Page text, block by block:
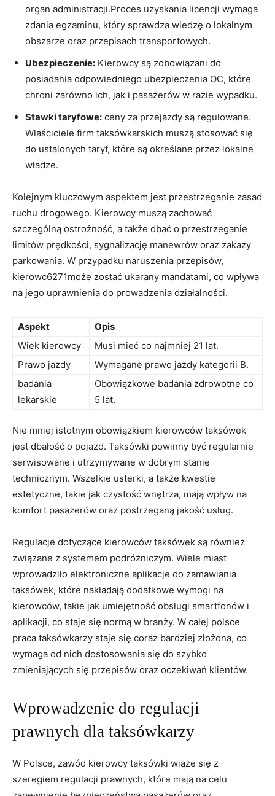
organ administracji.Proces uzyskania licencji wymaga
zdania egzaminu, który sprawdza wiedzę o lokalnym
obszarze oraz przepisach transportowych.
Ubezpieczenie: Kierowcy są zobowiązani do
posiadania odpowiedniego ubezpieczenia OC, które
chroni zarówno ich, jak i pasażerów w razie wypadku.
Stawki taryfowe: ceny za przejazdy są regulowane.
Właściciele firm taksówkarskich muszą stosować się
do ustalonych taryf, które są określane przez lokalne
władze.
Kolejnym kluczowym aspektem jest przestrzeganie zasad
ruchu drogowego. Kierowcy muszą zachować
szczególną ostrożność, a także dbać o przestrzeganie
limitów prędkości, sygnalizację manewrów oraz zakazy
parkowania. W przypadku naruszenia przepisów,
kierowc6271może zostać ukarany mandatami, co wpływa
na jego uprawnienia do prowadzenia działalności.
Aspekt
Opis
Wiek kierowcy
Musi mieć co najmniej 21 lat.
Prawo jazdy
Wymagane prawo jazdy kategorii B.
badania
lekarskie
Obowiązkowe badania zdrowotne co
5 lat.
Nie mniej istotnym obowiązkiem kierowców taksówek
jest dbałość o pojazd. Taksówki powinny być regularnie
serwisowane i utrzymywane w dobrym stanie
technicznym. Wszelkie usterki, a także kwestie
estetyczne, takie jak czystość wnętrza, mają wpływ na
komfort pasażerów oraz postrzeganą jakość usług.
Regulacje dotyczące kierowców taksówek są również
związane z systemem podróżniczym. Wiele miast
wprowadziło elektroniczne aplikacje do zamawiania
taksówek, które nakładają dodatkowe wymogi na
kierowców, takie jak umiejętność obsługi smartfonów i
aplikacji, co staje się normą w branży. W całej polsce
praca taksówkarzy staje się coraz bardziej złożona, co
wymaga od nich dostosowania się do szybko
zmieniających się przepisów oraz oczekiwań klientów.
Wprowadzenie do regulacji
prawnych dla taksówkarzy
W Polsce, zawód kierowcy taksówki wiąże się z
szeregiem regulacji prawnych, które mają na celu